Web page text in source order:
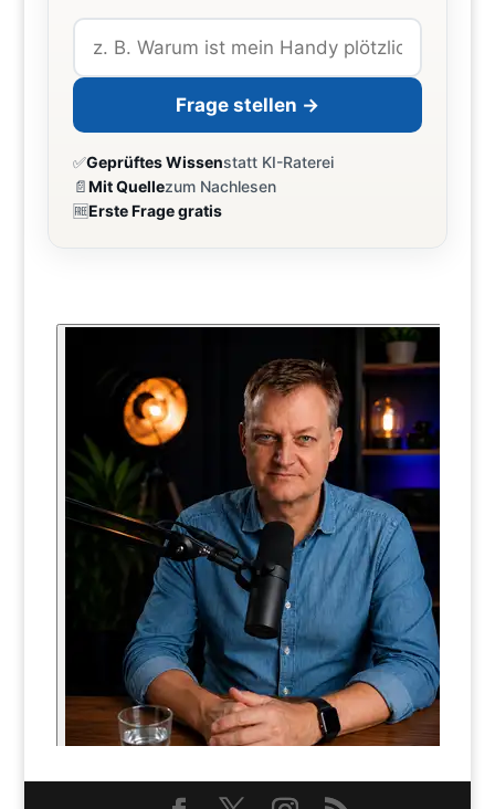
Frage stellen →
✅Geprüftes Wissenstatt KI-Raterei
📄Mit Quellezum Nachlesen
🆓Erste Frage gratis